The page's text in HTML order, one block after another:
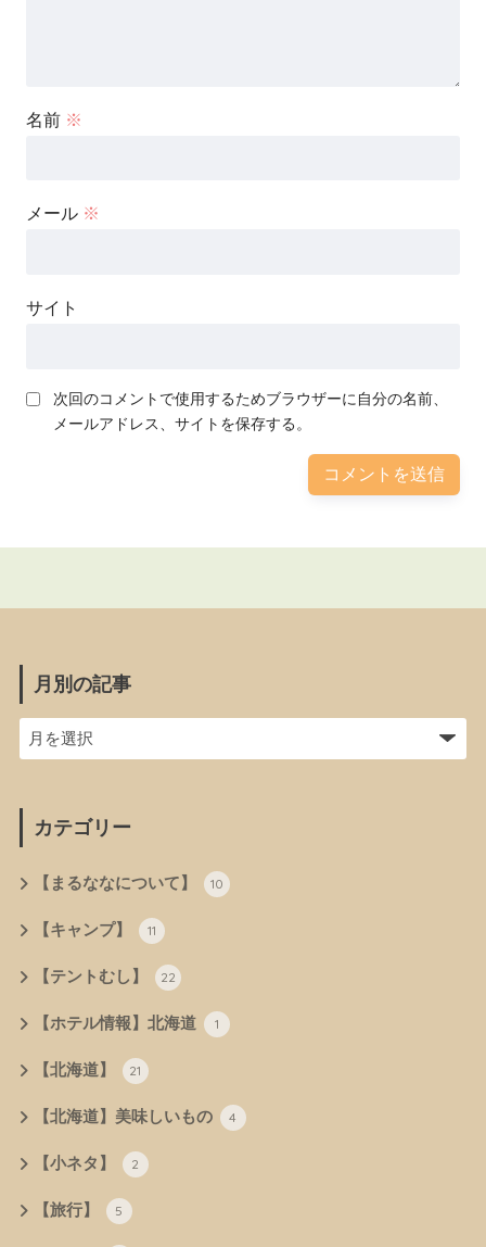
名前 ※
メール ※
サイト
次回のコメントで使用するためブラウザーに自分の名前、
メールアドレス、サイトを保存する。
月別の記事
カテゴリー
【まるななについて】 10
【キャンプ】 11
【テントむし】 22
【ホテル情報】北海道 1
【北海道】 21
【北海道】美味しいもの 4
【小ネタ】 2
【旅行】 5